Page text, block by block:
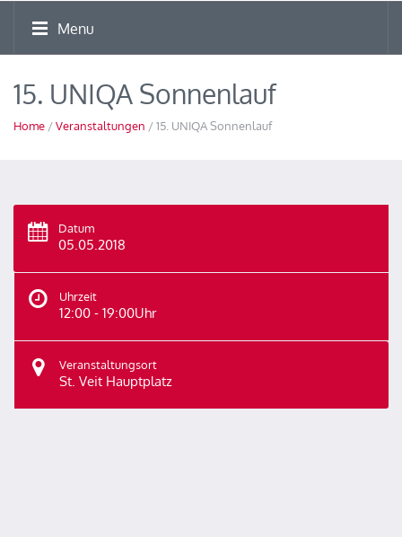
Menu
15. UNIQA Sonnenlauf
Home /Veranstaltungen / 15. UNIQA Sonnenlauf
Datum
05.05.2018
Uhrzeit
12:00 - 19:00Uhr
Veranstaltungsort
St. Veit Hauptplatz